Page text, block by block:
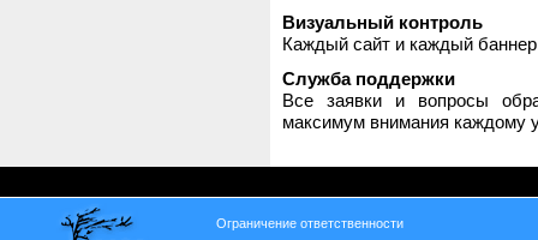
Визуальный контроль
Каждый сайт и каждый
Служба поддержки
Все заявки и вопросы
максимум внимания каждому
Ограничение ответственности